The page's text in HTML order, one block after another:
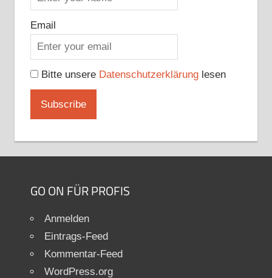
Email
Bitte unsere Datenschutzerklärunglesen
GO ON FÜR PROFIS
Anmelden
Eintrags-Feed
Kommentar-Feed
WordPress.org